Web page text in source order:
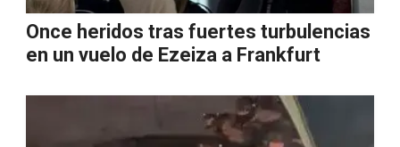
Once heridos tras fuertes turbulencias
en un vuelo de Ezeiza a Frankfurt